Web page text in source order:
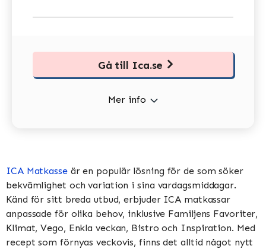
Mer info
Gå till Ica.se
ICA Matkasseär en populär lösning för de som söker
bekvämlighet och variation i sina vardagsmiddagar.
Känd för sitt breda utbud, erbjuder ICA matkassar
anpassade för olika behov, inklusive Familjens Favoriter,
Klimat, Vego, Enkla veckan, Bistro och Inspiration​​​​. Med
recept som förnyas veckovis, finns det alltid något nytt